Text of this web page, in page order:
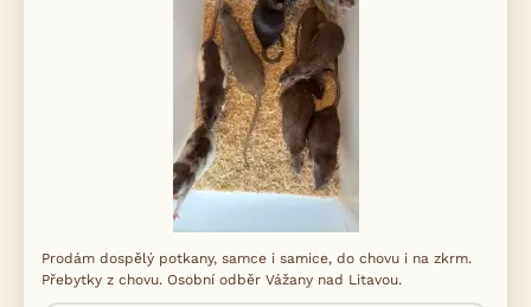
Prodám dospělý potkany, samce i samice, do chovu i na zkrm.
Přebytky z chovu. Osobní odběr Vážany nad Litavou.